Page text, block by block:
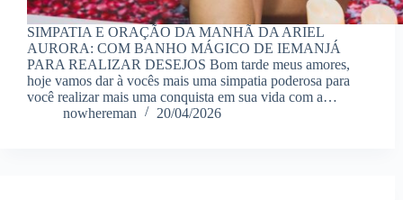
SIMPATIA E ORAÇÃO DA MANHÃ DA ARIEL
AURORA: COM BANHO MÁGICO DE IEMANJÁ
PARA REALIZAR DESEJOS Bom tarde meus amores,
hoje vamos dar à vocês mais uma simpatia poderosa para
você realizar mais uma conquista em sua vida com a…
nowhereman
20/04/2026